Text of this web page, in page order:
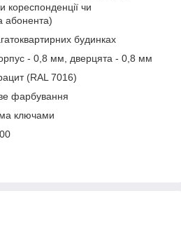
кореспонденції чи
абонента)
будинках
- 0,8 мм, дверцята - 0,8 мм
(RAL 7016)
фарбування
ключами